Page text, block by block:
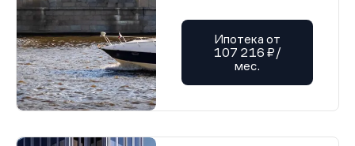
Ипотека от
107 216 ₽/
мес.